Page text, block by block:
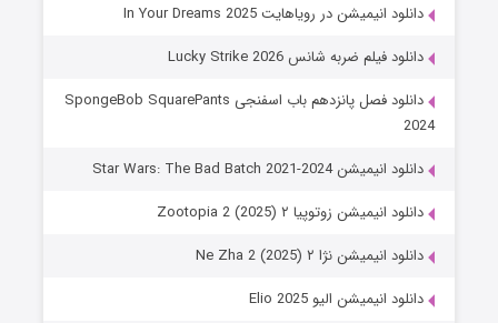
دانلود انیمیشن در رویاهایت In Your Dreams 2025
دانلود فیلم ضربه شانس Lucky Strike 2026
دانلود فصل پانزدهم باب اسفنجی SpongeBob SquarePants
2024
دانلود انیمیشن Star Wars: The Bad Batch 2021-2024
دانلود انیمیشن زوتوپیا ۲ Zootopia 2 (2025)
دانلود انیمیشن نژا ۲ Ne Zha 2 (2025)
دانلود انیمیشن الیو Elio 2025